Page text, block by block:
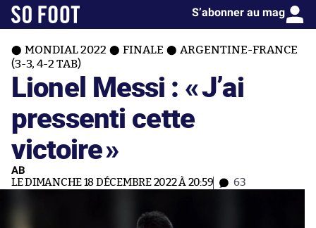
S’abonner au mag
MONDIAL 2022 FINALE
ARGENTINE-FRANCE
(3-3, 4-2 TAB)
Lionel Messi : «J’ai
pressenti cette
victoire»
AB
LE DIMANCHE 18 DÉCEMBRE 2022 À 20:59 63